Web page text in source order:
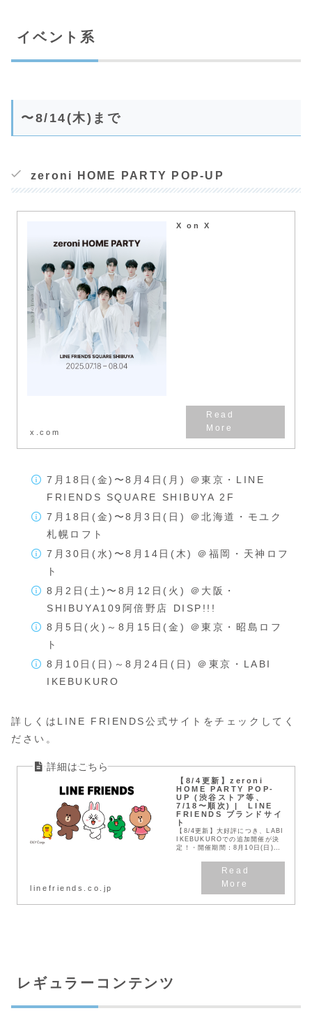
イベント系
〜8/14(木)まで
zeroni HOME PARTY POP-UP
X on X
x.com
7月18日(金)〜8月4日(月) ＠東京・LINE
FRIENDS SQUARE SHIBUYA 2F
7月18日(金)〜8月3日(日) ＠北海道・モユク
札幌ロフト
7月30日(水)〜8月14日(木) ＠福岡・天神ロフ
ト
8月2日(土)〜8月12日(火) ＠大阪・
SHIBUYA109阿倍野店 DISP!!!
8月5日(火)～8月15日(金) ＠東京・昭島ロフ
ト
8月10日(日)～8月24日(日) ＠東京・LABI
IKEBUKURO
詳しくはLINE FRIENDS公式サイトをチェックしてく
ださい。
【8/4更新】zeroni
HOME PARTY POP-
UP (渋谷ストア等、
7/18〜順次) | LINE
FRIENDS ブランドサイ
ト
【8/4更新】大好評につき、LABI
IKEBUKUROでの追加開催が決
定！・開催期間：8月10日(日)～
IKEBUKUR...
linefriends.co.jp
レギュラーコンテンツ